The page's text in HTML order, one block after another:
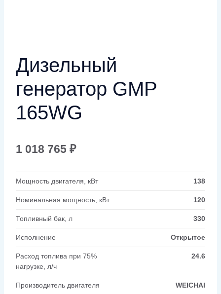
Дизельный
генератор GMP
165WG
1 018 765 ₽
Мощность двигателя, кВт 138
Номинальная мощность, кВт 120
Топливный бак, л 330
Исполнение Открытое
Расход топлива при 75%
нагрузке, л/ч
24.6
Производитель двигателя WEICHAI